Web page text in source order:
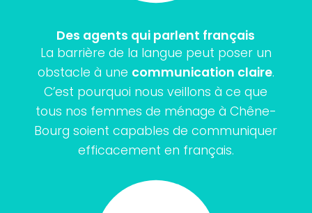
Des agents qui parlent français
La barrière de la langue peut poser un
obstacle à une communication claire.
C’est pourquoi nous veillons à ce que
tous nos femmes de ménage à Chêne-
Bourg soient capables de communiquer
efficacement en français.